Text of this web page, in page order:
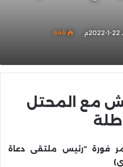
646
مع المحتل
فورة “رئيس ملتقى دعاة